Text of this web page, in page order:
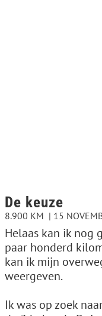
De keuze
8.900 KM 15
Helaas kan ik nog
paar honderd
kan ik mijn
weergeven.
Ik was op zoek